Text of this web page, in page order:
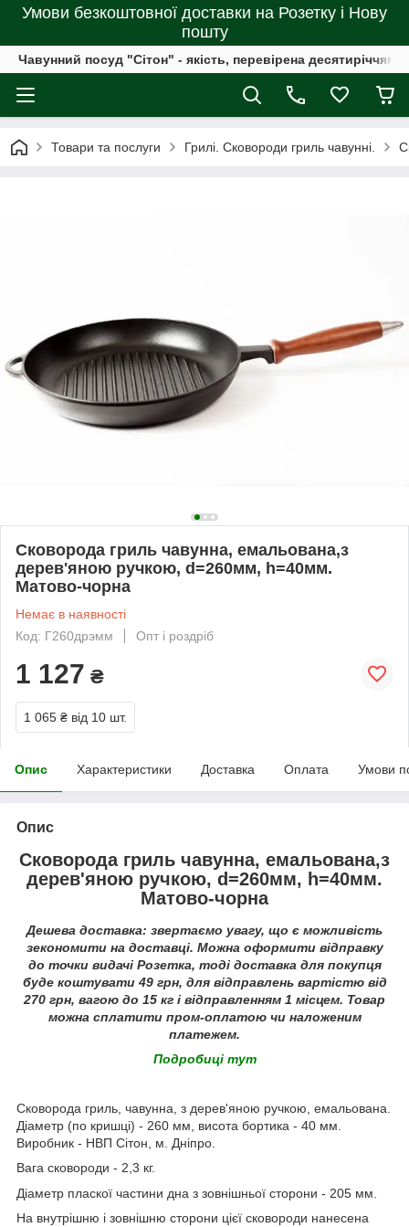
Умови безкоштовної доставки на Розетку і Нову
пошту
Чавунний посуд "Сітон" - якість, перевірена десятиріччями
Товари та послуги Грилі. Сковороди гриль чавунні.
Сковорода гриль чавунна, емальована,з
дерев'яною ручкою, d=260мм, h=40мм.
Матово-чорна
Немає в наявності
Код: Г260дрэмм
Опт і роздріб
1 127 ₴
1 065 ₴ від 10 шт.
Опис Характеристики Доставка Оплата Умови
Опис
Сковорода гриль чавунна, емальована,з
дерев'яною ручкою, d=260мм, h=40мм.
Матово-чорна
Дешева доставка: звертаємо увагу, що є можливість
зекономити на доставці. Можна оформити відправку
до точки видачі Розетка, тоді доставка для покупця
буде коштувати 49грн, для відправлень вартістю від
270 грн, вагою до 15 кг і відправленням 1 місцем. Товар
можна сплатити пром-оплатою чи наложеним
платежем.
Подробиці тут
Сковорода гриль, чавунна, з дерев'яною ручкою, емальована.
Діаметр (по кришці) - 260 мм, висота бортика - 40 мм.
Виробник - НВП Сітон, м. Дніпро.
Вага сковороди - 2,3 кг.
Діаметр пласкої частини дна з зовнішньої сторони - 205 мм.
На внутрішню і зовнішню сторони цієї сковороди нанесена